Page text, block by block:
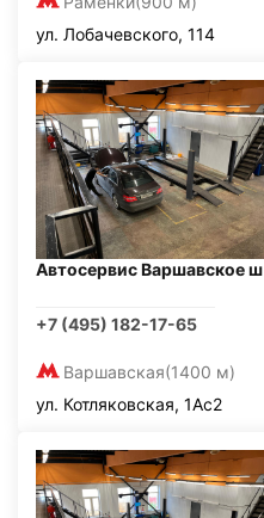
ул. Лобачевского, 114
Автосервис Варшавское ш
+7 (495) 182-17-65
Варшавская(1400 м)
ул. Котляковская, 1Ас2